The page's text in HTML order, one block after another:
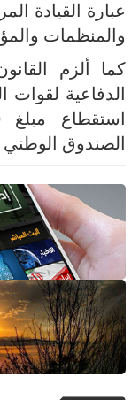
عبارة القيادة
والمنظمات
كما ألزم
الدفاعية لقوات
الصندوق الوطني